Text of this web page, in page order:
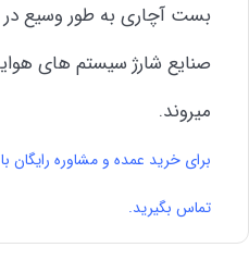
بست آچاری به طور وسیع
صنایع شارژ سیستم های
میروند.
تماس بگیرید.